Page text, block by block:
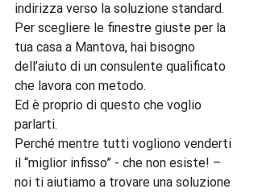
indirizza verso la soluzione standard.
Per scegliere le finestre giuste per la
tua casa a Mantova, hai bisogno
dell’aiuto di un consulente qualificato
che lavora con metodo.
Ed è proprio di questo che voglio
parlarti.
Perché mentre tutti vogliono venderti
il “miglior infisso” - che non esiste! –
noi ti aiutiamo a trovare una soluzione